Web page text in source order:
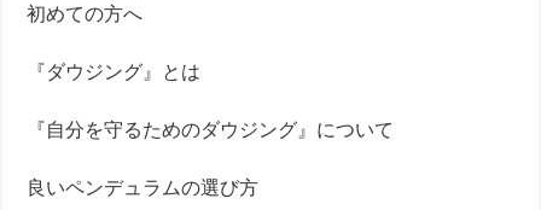
初めての方へ
『ダウジング』とは
『自分を守るためのダウジング』について
良いペンデュラムの選び方